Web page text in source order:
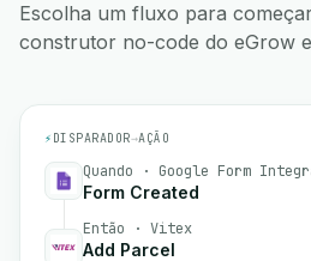
Escolha um fluxo para
construtor no-code do eGrow
⚡ DISPARADOR→AÇÃO
Quando · Google Form
Form Created
Então · Vitex
Add Parcel